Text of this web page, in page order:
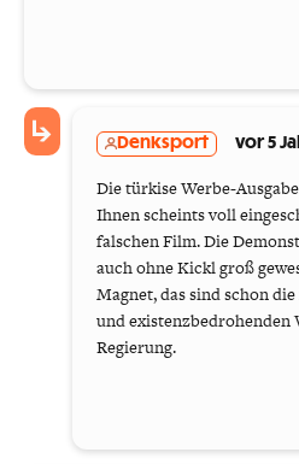
Denksport vor 5
Die türkise Werbe-
Ihnen scheints voll
falschen Film. Die
auch ohne Kickl groß
Magnet, das sind schon
und existenzbedrohenden
Regierung.